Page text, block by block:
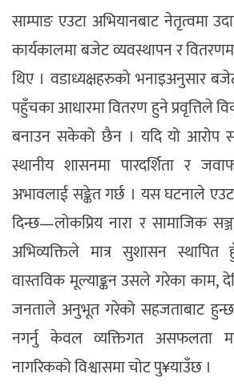
साम्पाङ एउटा अभियानबाट नेतृत्वमा
कार्यकालमा बजेट व्यवस्थापन र
थिए । वडाध्यक्षहरुको भनाइअनुसार
पहुँचका आधारमा वितरण हुने प्रवृत्तिले
बनाउन सकेको छैन । यदि यो आरोप
स्थानीय शासनमा पारदर्शिता र
अभावलाई सङ्केत गर्छ । यस घटनाले
दिन्छ—लोकप्रिय नारा र सामाजिक
अभिव्यक्तिले मात्र सुशासन
वास्तविक मूल्याङ्कन उसले गरेका काम,
जनताले अनुभूत गरेको सहजताबाट हुन्छ
नगर्नु केवल व्यक्तिगत असफलता
नागरिकको विश्वासमा चोट पु¥याउँछ ।